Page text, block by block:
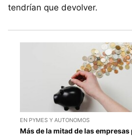
tendrían que devolver.
EN PYMES Y AUTONOMOS
Más de la mitad de las